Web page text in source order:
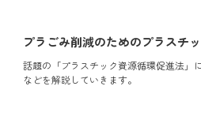
プラごみ削減のためのプラスチ
話題の「プラスチック資源循環促進法」
などを解説していきます。